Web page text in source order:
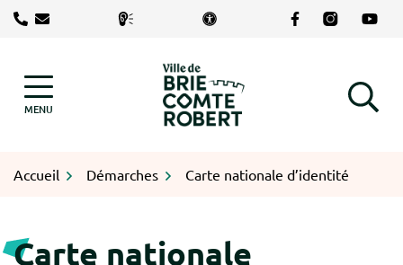
Aller
Lien vers le
Lien vers le
Lien
MENU Logo Brie-Comte-Robert
RECHERCHE
Accueil Démarches Carte nationale d’identité
Carte nationale